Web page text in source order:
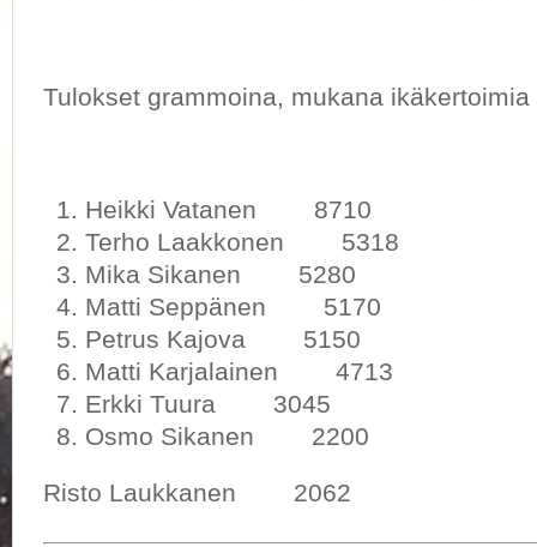
Tulokset grammoina, mukana ikäkertoimia
Heikki Vatanen 8710
Terho Laakkonen 5318
Mika Sikanen 5280
Matti Seppänen 5170
Petrus Kajova 5150
Matti Karjalainen 4713
Erkki Tuura 3045
Osmo Sikanen 2200
Risto Laukkanen 2062